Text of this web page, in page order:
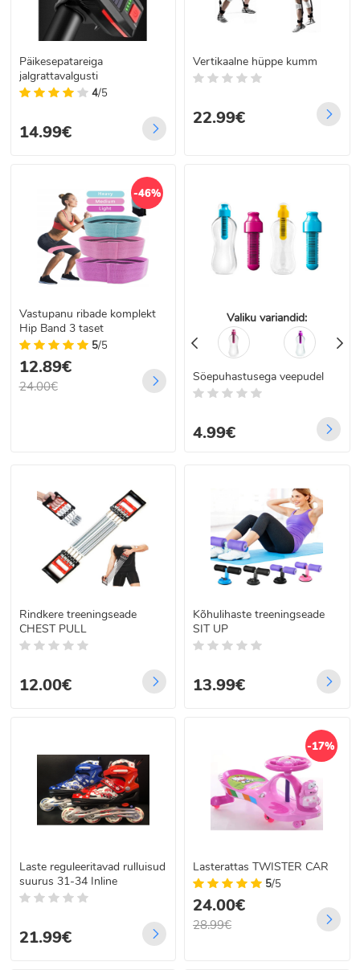
Päikesepatareiga
jalgrattavalgusti
4/5
14.99€
Vertikaalne hüppe kumm
22.99€
-46%
Vastupanu ribade komplekt
Hip Band 3 taset
5/5
12.89€
24.00€
Valiku variandid:
Söepuhastusega veepudel
4.99€
Rindkere treeningseade
CHEST PULL
12.00€
Kõhulihaste treeningseade
SIT UP
13.99€
Laste reguleeritavad rulluisud
suurus 31-34 Inline
21.99€
-17%
Lasterattas TWISTER CAR
5/5
24.00€
28.99€